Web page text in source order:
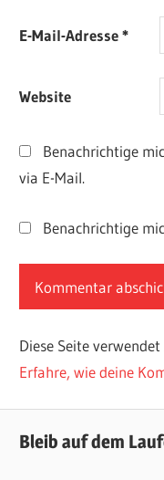
E-Mail-Adresse*
Website
Benachrichtige
via E-Mail.
Benachrichtige
Diese Seite
Erfahre, wie deine
Bleib auf dem